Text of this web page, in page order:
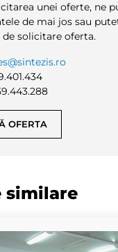
unei oferte, ne
de mai jos sau
solicitare oferta.
OFERTA
similare